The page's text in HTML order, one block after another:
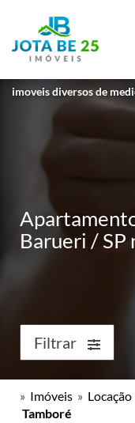
imoveis diversos de
Barueri / SP
Filtrar
» Imóveis » Locação
Tamboré